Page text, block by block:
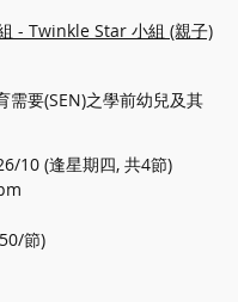
- Twinkle Star 小組 (親子)
需要(SEN)之學前幼兒及其
10 (逢星期四, 共4節)
節)